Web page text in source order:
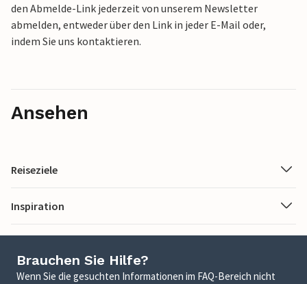
den Abmelde-Link jederzeit von unserem Newsletter
abmelden, entweder über den Link in jeder E-Mail oder,
indem Sie uns kontaktieren.
Ansehen
Reiseziele
Inspiration
Brauchen Sie Hilfe?
Wenn Sie die gesuchten Informationen im FAQ-Bereich nicht